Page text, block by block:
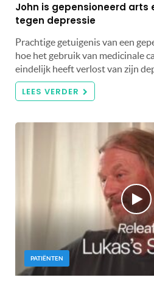
John is gepensioneerd arts
tegen depressie
Prachtige getuigenis van een
hoe het gebruik van medicinale
eindelijk heeft verlost van zijn
LEES VERDER
PATIËNTEN